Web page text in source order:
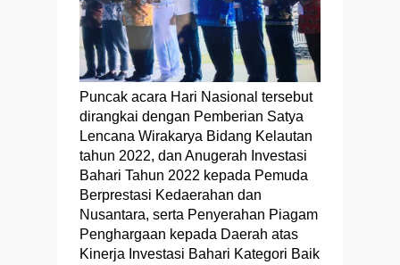
Puncak acara Hari Nasional tersebut
dirangkai dengan Pemberian Satya
Lencana Wirakarya Bidang Kelautan
tahun 2022, dan Anugerah Investasi
Bahari Tahun 2022 kepada Pemuda
Berprestasi Kedaerahan dan
Nusantara, serta Penyerahan Piagam
Penghargaan kepada Daerah atas
Kinerja Investasi Bahari Kategori Baik